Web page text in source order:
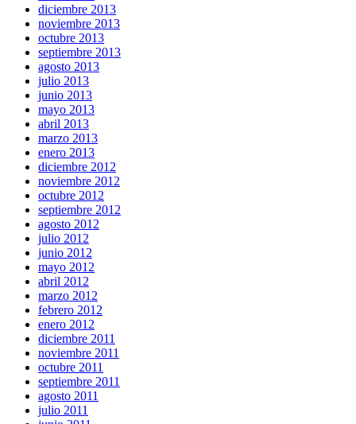
diciembre 2013
noviembre 2013
octubre 2013
septiembre 2013
agosto 2013
julio 2013
junio 2013
mayo 2013
abril 2013
marzo 2013
enero 2013
diciembre 2012
noviembre 2012
octubre 2012
septiembre 2012
agosto 2012
julio 2012
junio 2012
mayo 2012
abril 2012
marzo 2012
febrero 2012
enero 2012
diciembre 2011
noviembre 2011
octubre 2011
septiembre 2011
agosto 2011
julio 2011